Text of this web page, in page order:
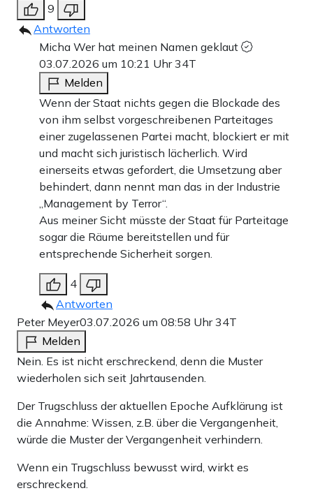
9
Antworten
Micha Wer hat meinen Namen geklaut
03.07.2026 um 10:21 Uhr34T
Melden
Wenn der Staat nichts gegen die Blockade des
von ihm selbst vorgeschreibenen Parteitages
einer zugelassenen Partei macht, blockiert er mit
und macht sich juristisch lächerlich. Wird
einerseits etwas gefordert, die Umsetzung aber
behindert, dann nennt man das in der Industrie
„Management by Terror“.
Aus meiner Sicht müsste der Staat für Parteitage
sogar die Räume bereitstellen und für
entsprechende Sicherheit sorgen.
4
Antworten
Peter Meyer03.07.2026 um 08:58 Uhr34T
Melden
Nein. Es ist nicht erschreckend, denn die Muster
wiederholen sich seit Jahrtausenden.
Der Trugschluss der aktuellen Epoche Aufklärung ist
die Annahme: Wissen, z.B. über die Vergangenheit,
würde die Muster der Vergangenheit verhindern.
Wenn ein Trugschluss bewusst wird, wirkt es
erschreckend.